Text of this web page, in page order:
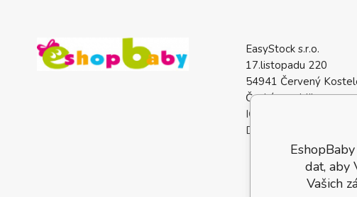
EasyStock s.r.o.
17.listopadu 220
54941 Červený
Česká republika
IČO: 07727402
DIČ: CZ07727402
dat, aby
Vašich